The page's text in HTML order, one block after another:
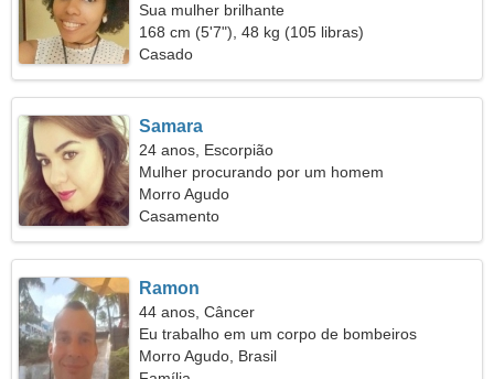
Sua mulher brilhante
168 cm (5'7"), 48 kg (105 libras)
Casado
Samara
24 anos, Escorpião
Mulher procurando por um homem
Morro Agudo
Casamento
Ramon
44 anos, Câncer
Eu trabalho em um corpo de bombeiros
procurando uma mulher tímida
Morro Agudo, Brasil